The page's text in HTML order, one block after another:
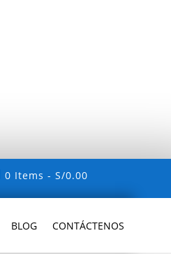
0 Items - S/0.00
BLOG CONTÁCTENOS